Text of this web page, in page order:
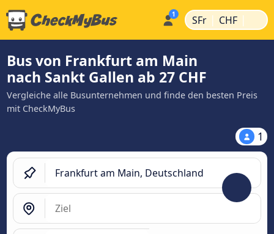
SFr | CHF |
Bus von Frankfurt am Main
nach Sankt Gallen ab 27 CHF
Vergleiche alle Busunternehmen und finde den besten Preis
mit CheckMyBus
1